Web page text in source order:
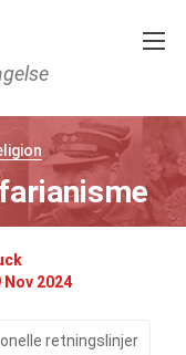
Nov 2024
retningslinjer